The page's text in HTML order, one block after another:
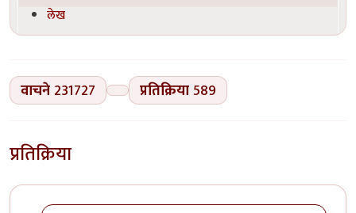
लेख
वाचने 231727 प्रतिक्रिया589
प्रतिक्रिया